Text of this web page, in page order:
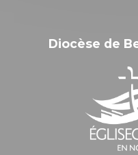
Diocèse de